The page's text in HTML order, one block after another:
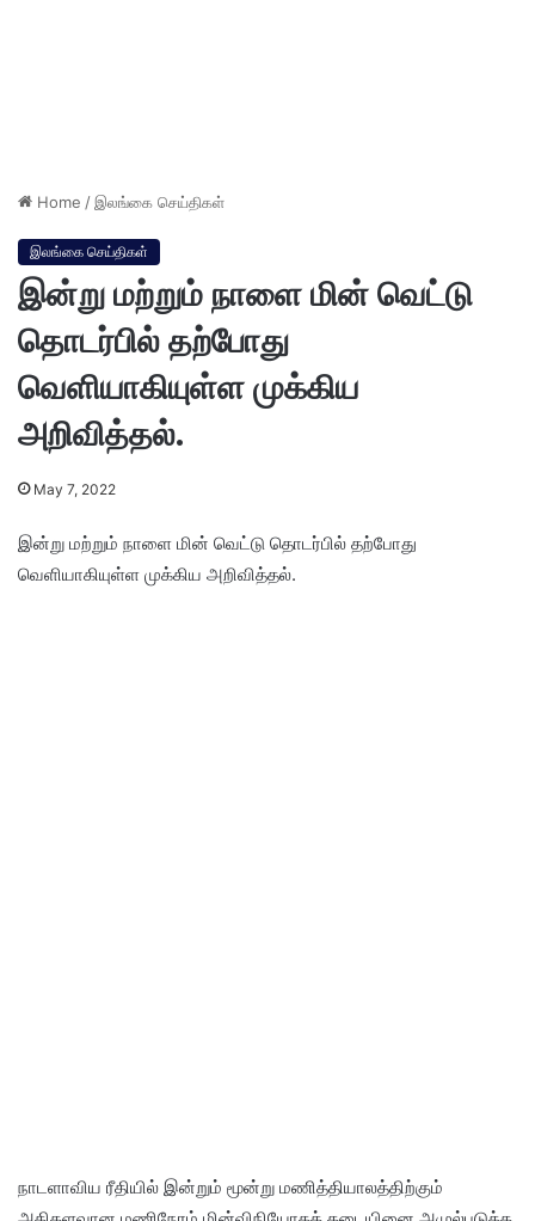
Home /இலங்கை செய்திகள்
இலங்கை செய்திகள்
இன்று மற்றும் நாளை மின் வெட்டு
தொடர்பில் தற்போது
வெளியாகியுள்ள முக்கிய
அறிவித்தல்.
May 7, 2022
இன்று மற்றும் நாளை மின் வெட்டு தொடர்பில் தற்போது
வெளியாகியுள்ள முக்கிய அறிவித்தல்.
நாடளாவிய ரீதியில் இன்றும் மூன்று மணித்தியாலத்திற்கும்